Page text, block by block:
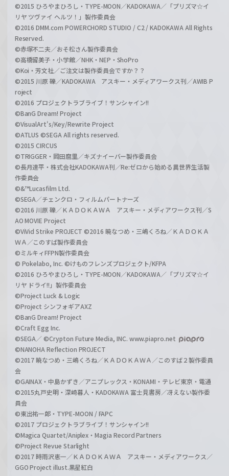
©2015 ひろやまひろし・TYPE-MOON／KADOKAWA／「プリズマ☆イ
リヤ ツヴァイ ヘルツ！」製作委員会
©2016 DMM.com POWERCHORD STUDIO / C2 / KADOKAWA All Rights
Reserved.
©赤塚不二夫／おそ松さん製作委員会
©高橋留美子・小学館／NHK・NEP・ShoPro
©Koi・芳文社／ご注文は製作委員会ですか？？
©2015 川原 礫／KADOKAWA アスキー・メディアワークス刊／AWIB P
roject
©2016 プロジェクトラブライブ！サンシャイン!!
©BanG Dream! Project
©VisualArt's/Key/Rewrite Project
©ATLUS ©SEGA All rights reserved.
©2015 CIRCUS
©TRIGGER・岡田麿里／キズナイーバー製作委員会
©長月達平・株式会社KADOKAWA刊／Re:ゼロから始める異世界生活製
作委員会
©&™Lucasfilm Ltd.
©SEGA／チェンクロ・フィルムパートナーズ
©2016 川原 礫／ＫＡＤＯＫＡＷＡ アスキー・メディアワークス刊／S
AO MOVIE Project
©ViVid Strike PROJECT ©2016 暁なつめ・三嶋くろね／ＫＡＤＯＫＡ
ＷＡ／このすば製作委員会
©ミルキィFFPN製作委員会
© Pokelabo, Inc. ©けものフレンズプロジェクト/KFPA
©2016 ひろやまひろし・TYPE-MOON／KADOKAWA／「プリズマ☆イ
リヤ ドライ!!」製作委員会
©Project Luck & Logic
©Project シンフォギアAXZ
©BanG Dream! Project
©Craft Egg Inc.
©SEGA／ ©Crypton Future Media, INC. www.piapro.net
©NANOHA Reflection PROJECT
©2017 暁なつめ・三嶋くろね／ＫＡＤＯＫＡＷＡ／このすば２製作委員
会
©GAINAX・中島かずき／アニプレックス・KONAMI・テレビ東京・電通
©2015丸戸史明・深崎暮人・KADOKAWA 富士見書房／冴えない製作委
員会
©東出祐一郎・TYPE-MOON / FAPC
©2017 プロジェクトラブライブ！サンシャイン!!
©Magica Quartet/Aniplex・Magia Record Partners
©Project Revue Starlight
©2017 時雨沢恵一／ＫＡＤＯＫＡＷＡ アスキー・メディアワークス／
GGO Project illust.黒星紅白